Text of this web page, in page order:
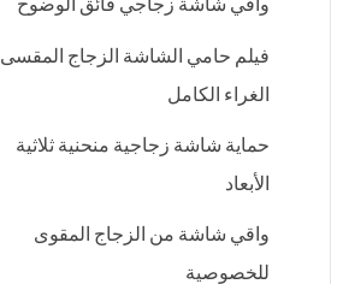
فيلم حامي الشاشة الزجاج المقسى
الغراء الكامل
حماية شاشة زجاجية منحنية ثلاثية
الأبعاد
واقي شاشة من الزجاج المقوى
للخصوصية